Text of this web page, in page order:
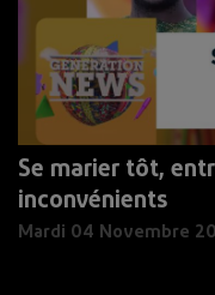
Se marier tôt,
inconvénients
Mardi 04 Novembre